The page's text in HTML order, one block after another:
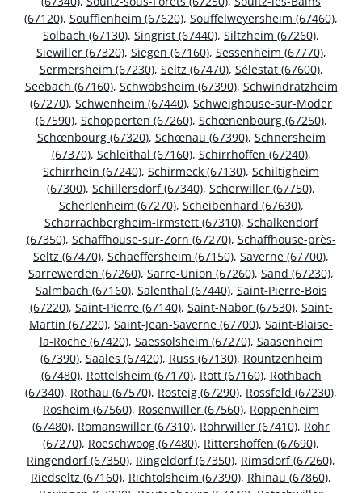
(67120), Soufflenheim (67620), Souffelweyersheim (67460),
Solbach (67130), Singrist (67440), Siltzheim (67260),
Siewiller (67320), Siegen (67160), Sessenheim (67770),
Sermersheim (67230), Seltz (67470), Sélestat (67600),
Seebach (67160), Schwobsheim (67390), Schwindratzheim
(67270), Schwenheim (67440), Schweighouse-sur-Moder
(67590), Schopperten (67260), Schœnenbourg (67250),
Schœnbourg (67320), Schœnau (67390), Schnersheim
(67370), Schleithal (67160), Schirrhoffen (67240),
Schirrhein (67240), Schirmeck (67130), Schiltigheim
(67300), Schillersdorf (67340), Scherwiller (67750),
Scherlenheim (67270), Scheibenhard (67630),
Scharrachbergheim-Irmstett (67310), Schalkendorf
(67350), Schaffhouse-sur-Zorn (67270), Schaffhouse-près-
Seltz (67470), Schaeffersheim (67150), Saverne (67700),
Sarrewerden (67260), Sarre-Union (67260), Sand (67230),
Salmbach (67160), Salenthal (67440), Saint-Pierre-Bois
(67220), Saint-Pierre (67140), Saint-Nabor (67530), Saint-
Martin (67220), Saint-Jean-Saverne (67700), Saint-Blaise-
la-Roche (67420), Saessolsheim (67270), Saasenheim
(67390), Saales (67420), Russ (67130), Rountzenheim
(67480), Rottelsheim (67170), Rott (67160), Rothbach
(67340), Rothau (67570), Rosteig (67290), Rossfeld (67230),
Rosheim (67560), Rosenwiller (67560), Roppenheim
(67480), Romanswiller (67310), Rohrwiller (67410), Rohr
(67270), Roeschwoog (67480), Rittershoffen (67690),
Ringendorf (67350), Ringeldorf (67350), Rimsdorf (67260),
Riedseltz (67160), Richtolsheim (67390), Rhinau (67860),